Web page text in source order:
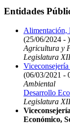
Entidades
Alimentación,
(25/06/2024 - )
Agricultura y
Legislatura
(06/03/2021 -
Ambiental
Desarrollo
Legislatura XII
Económico,